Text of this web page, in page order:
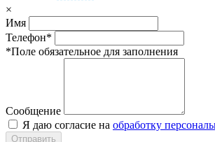
×
Имя
Телефон*
*Поле обязательное для заполнения
Сообщение
Я даю согласие на обработку